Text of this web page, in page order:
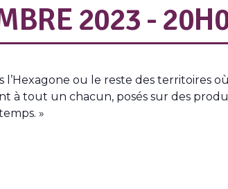
2023 -
l’Hexagone ou le reste des territoires
tout un chacun, posés sur des
»